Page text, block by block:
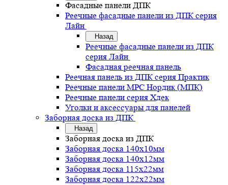
Фасадные панели ДПК
Реечные фасадные панели из ДПК серия
Лайн
Назад
Реечные фасадные панели из ДПК
серия Лайн
Фасадная реечная панель
Реечная панель из ДПК серия Практик
Реечные панели MPC Нордик (МПК)
Реечные панели серия Хдек
Уголки и аксессуары для панелей
Заборная доска из ДПК
Назад
Заборная доска из ДПК
Заборная доска 140х10мм
Заборная доска 140х12мм
Заборная доска 115х22мм
Заборная доска 122х22мм